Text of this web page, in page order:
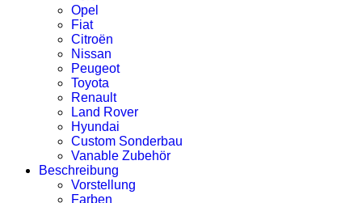
Opel
Fiat
Citroën
Nissan
Peugeot
Toyota
Renault
Land Rover
Hyundai
Custom Sonderbau
Vanable Zubehör
Beschreibung
Vorstellung
Farben